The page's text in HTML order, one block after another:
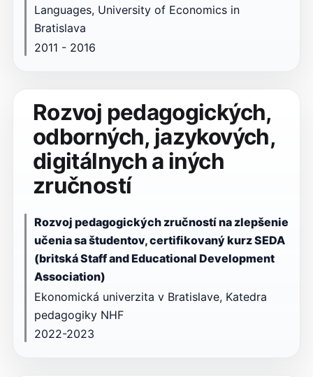
Languages, University of Economics in
Bratislava
2011 - 2016
Rozvoj pedagogických,
odborných, jazykových,
digitálnych a iných
zručností
Rozvoj pedagogických zručností na zlepšenie
učenia sa študentov, certifikovaný kurz SEDA
(britská Staff and Educational Development
Association)
Ekonomická univerzita v Bratislave, Katedra
pedagogiky NHF
2022-2023